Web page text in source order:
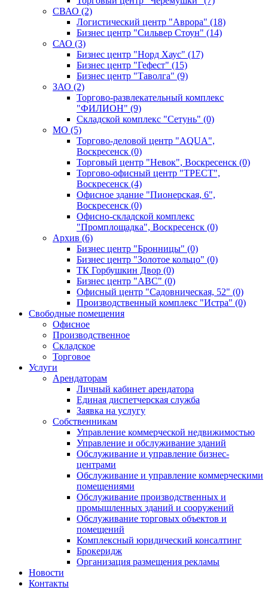
СВАО (2)
Логистический центр "Аврора" (18)
Бизнес центр "Сильвер Стоун" (14)
САО (3)
Бизнес центр "Норд Хаус" (17)
Бизнес центр "Гефест" (15)
Бизнес центр "Таволга" (9)
ЗАО (2)
Торгово-развлекательный комплекс
"ФИЛИОН" (9)
Складской комплекс "Сетунь" (0)
MO (5)
Торгово-деловой центр "AQUA",
Воскресенск (0)
Торговый центр "Невок", Воскресенск (0)
Торгово-офисный центр "ТРЕСТ",
Воскресенск (4)
Офисное здание "Пионерская, 6",
Воскресенск (0)
Офисно-складской комплекс
"Промплощадка", Воскресенск (0)
Архив (6)
Бизнес центр "Бронницы" (0)
Бизнес центр "Золотое кольцо" (0)
ТК Горбушкин Двор (0)
Бизнес центр "АВС" (0)
Офисный центр "Садовническая, 52" (0)
Производственный комплекс "Истра" (0)
Свободные помещения
Офисное
Производственное
Складское
Торговое
Услуги
Арендаторам
Личный кабинет арендатора
Единая диспетчерская служба
Заявка на услугу
Собственникам
Управление коммерческой недвижимостью
Управление и обслуживание зданий
Обслуживание и управление бизнес-
центрами
Обслуживание и управление коммерческими
помещениями
Обслуживание производственных и
промышленных зданий и сооружений
Обслуживание торговых объектов и
помещений
Комплексный юридический консалтинг
Брокеридж
Организация размещения рекламы
Новости
Контакты